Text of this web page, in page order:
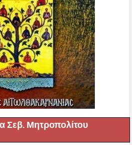
Σεβ. Μητροπολίτου